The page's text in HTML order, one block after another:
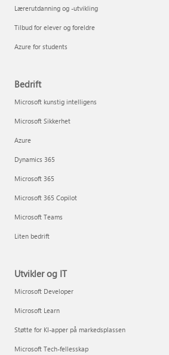
Lærerutdanning og -utvikling
Tilbud for elever og foreldre
Azure for students
Bedrift
Microsoft kunstig intelligens
Microsoft Sikkerhet
Azure
Dynamics 365
Microsoft 365
Microsoft 365 Copilot
Microsoft Teams
Liten bedrift
Utvikler og IT
Microsoft Developer
Microsoft Learn
Støtte for KI-apper på markedsplassen
Microsoft Tech-fellesskap